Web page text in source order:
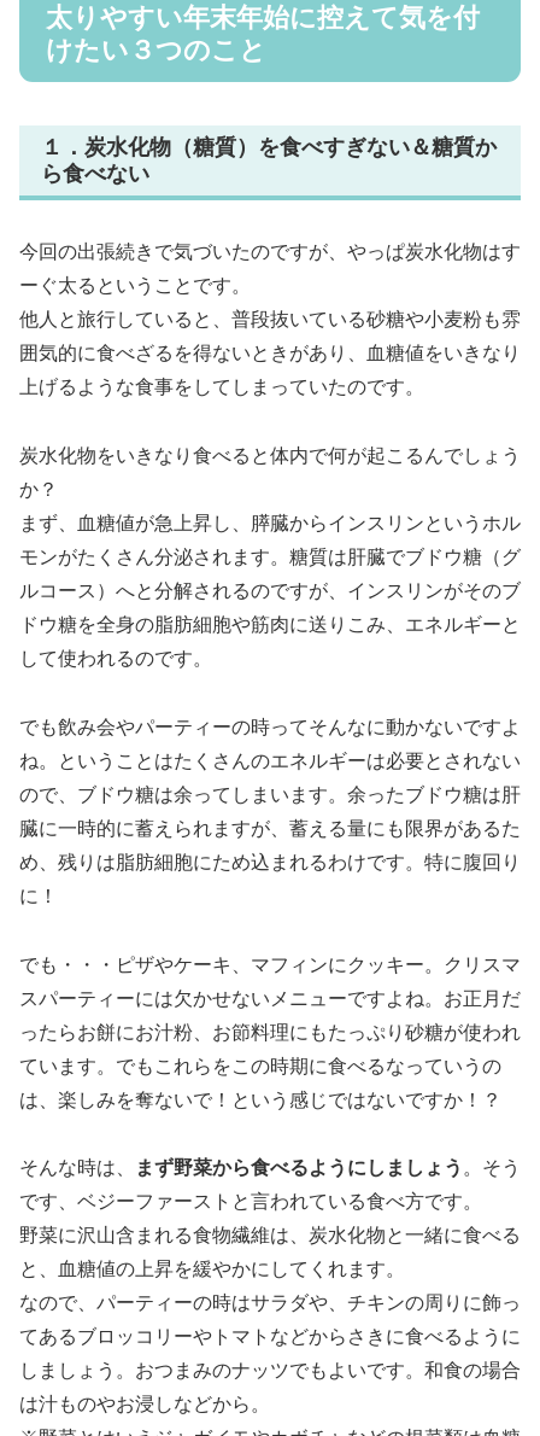
太りやすい年末年始に控えて気を付
けたい３つのこと
１．炭水化物（糖質）を食べすぎない＆糖質か
ら食べない
今回の出張続きで気づいたのですが、やっぱ炭水化物はす
ーぐ太るということです。
他人と旅行していると、普段抜いている砂糖や小麦粉も雰
囲気的に食べざるを得ないときがあり、血糖値をいきなり
上げるような食事をしてしまっていたのです。
炭水化物をいきなり食べると体内で何が起こるんでしょう
か？
まず、血糖値が急上昇し、膵臓からインスリンというホル
モンがたくさん分泌されます。糖質は肝臓でブドウ糖（グ
ルコース）へと分解されるのですが、インスリンがそのブ
ドウ糖を全身の脂肪細胞や筋肉に送りこみ、エネルギーと
して使われるのです。
でも飲み会やパーティーの時ってそんなに動かないですよ
ね。ということはたくさんのエネルギーは必要とされない
ので、ブドウ糖は余ってしまいます。余ったブドウ糖は肝
臓に一時的に蓄えられますが、蓄える量にも限界があるた
め、残りは脂肪細胞にため込まれるわけです。特に腹回り
に！
でも・・・ピザやケーキ、マフィンにクッキー。クリスマ
スパーティーには欠かせないメニューですよね。お正月だ
ったらお餅にお汁粉、お節料理にもたっぷり砂糖が使われ
ています。でもこれらをこの時期に食べるなっていうの
は、楽しみを奪ないで！という感じではないですか！？
そんな時は、 まず野菜から食べるようにしましょう 。そう
です、ベジーファーストと言われている食べ方です。
野菜に沢山含まれる食物繊維は、炭水化物と一緒に食べる
と、血糖値の上昇を緩やかにしてくれます。
なので、パーティーの時はサラダや、チキンの周りに飾っ
てあるブロッコリーやトマトなどからさきに食べるように
しましょう。おつまみのナッツでもよいです。和食の場合
は汁ものやお浸しなどから。